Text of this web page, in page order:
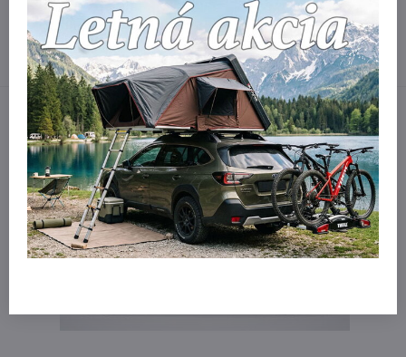
obchod​@northline​.sk